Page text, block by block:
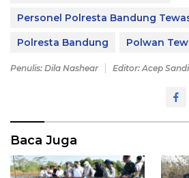
Personel Polresta Bandung
Polresta Bandung
Polwan
Penulis: Dila Nashear Editor: Acep Sandi
Baca Juga